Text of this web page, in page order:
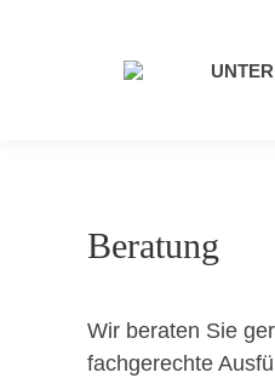
Beratung
Wir beraten Sie
fachgerechte